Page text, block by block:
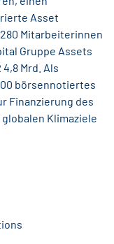
Asset
Mitarbeiterinnen
Gruppe Assets
Mrd. Als
börsennotiertes
Finanzierung des
Klimaziele